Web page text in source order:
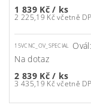
1 839 Kč/ ks
2 225,19 Kč včetně
15VCNC_OV_SPECIAL
Na dotaz
2 839 Kč/ ks
3 435,19 Kč včetně